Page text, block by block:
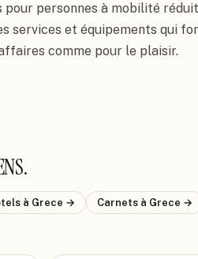
personnes à mobilité
services et équipements qui
comme pour le plaisir.
.
à Grece → Carnets à Grece →